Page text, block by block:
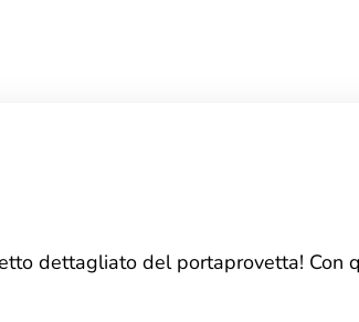
dettagliato del portaprovetta!